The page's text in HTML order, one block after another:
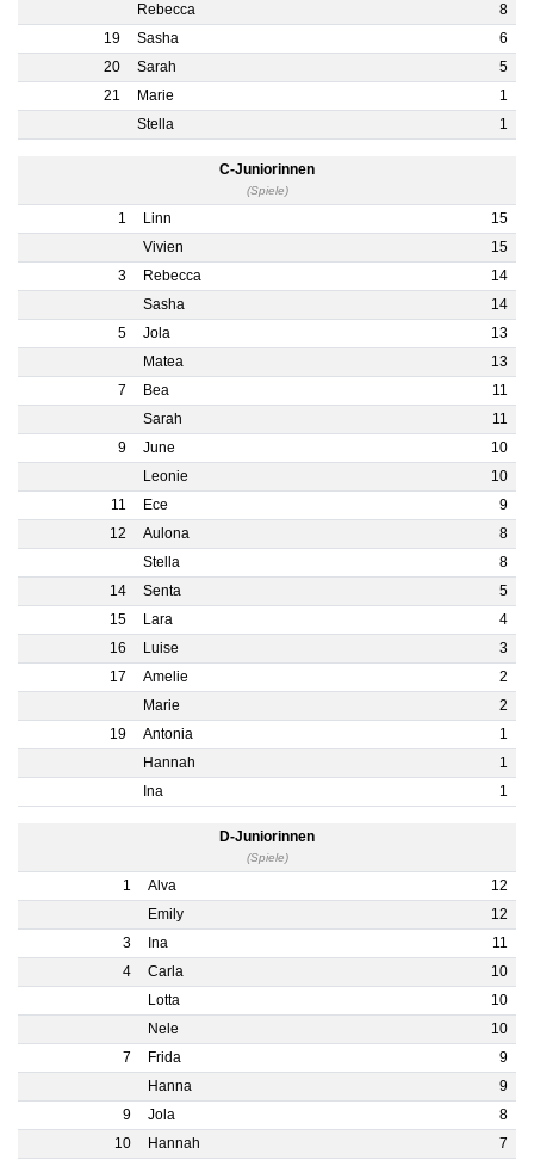
Rebecca
8
19
Sasha
6
20
Sarah
5
21
Marie
1
Stella
1
C-Juniorinnen
(Spiele)
1 Linn
15
Vivien
15
3
Rebecca
14
Sasha
14
5
Jola
13
Matea
13
7
Bea
11
Sarah
11
9
June
10
Leonie
10
11
Ece
9
12
Aulona
8
Stella
8
14
Senta
5
15
Lara
4
16
Luise
3
17
Amelie
2
Marie
2
19
Antonia
1
Hannah
1
Ina
1
D-Juniorinnen
(Spiele)
1 Alva
12
Emily
12
3
Ina
11
4
Carla
10
Lotta
10
Nele
10
7
Frida
9
Hanna
9
9
Jola
8
10
Hannah 7